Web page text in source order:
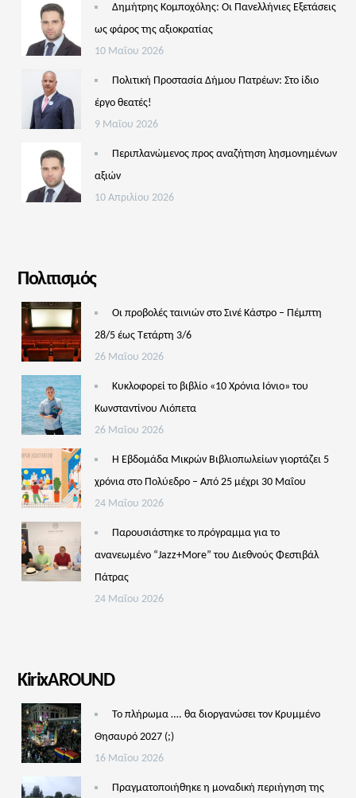
Δημήτρης Κομποχόλης: Οι Πανελλήνιες Εξετάσεις
ως φάρος της αξιοκρατίας
10 Μαΐου 2026
Πολιτική Προστασία Δήμου Πατρέων: Στο ίδιο
έργο θεατές!
9 Μαΐου 2026
Περιπλανώμενος προς αναζήτηση λησμονημένων
αξιών
10 Απριλίου 2026
Πολιτισμός
Οι προβολές ταινιών στο Σινέ Κάστρο – Πέμπτη
28/5 έως Τετάρτη 3/6
26 Μαΐου 2026
Κυκλοφορεί το βιβλίο «10 Χρόνια Ιόνιο» του
Κωνσταντίνου Λιόπετα
26 Μαΐου 2026
Η Εβδομάδα Μικρών Βιβλιοπωλείων γιορτάζει 5
χρόνια στο Πολύεδρο – Από 25 μέχρι 30 Μαΐου
24 Μαΐου 2026
Παρουσιάστηκε το πρόγραμμα για το
ανανεωμένο “Jazz+More” του Διεθνούς Φεστιβάλ
Πάτρας
24 Μαΐου 2026
KirixAROUND
Το πλήρωμα …. θα διοργανώσει τον Κρυμμένο
Θησαυρό 2027 (;)
16 Μαΐου 2026
Πραγματοποιήθηκε η μοναδική περιήγηση της